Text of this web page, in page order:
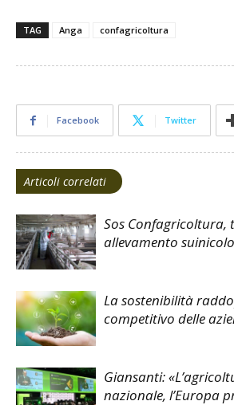
TAG Anga confagricoltura
Facebook Twitter
Articoli correlati
Sos Confagricoltura,
allevamento
La sostenibilità
competitivo delle
Giansanti:
nazionale, l’Europa